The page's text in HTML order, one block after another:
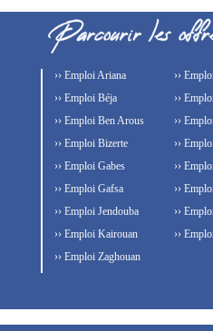
›› Emploi Ariana
›› Emploi Béja
›› Emploi Ben Arous
›› Emploi Bizerte
›› Emploi Gabes
›› Emploi Gafsa
›› Emploi Jendouba
›› Emploi Kairouan
››
››
››
››
››
››
››
››
›› Emploi Zaghouan